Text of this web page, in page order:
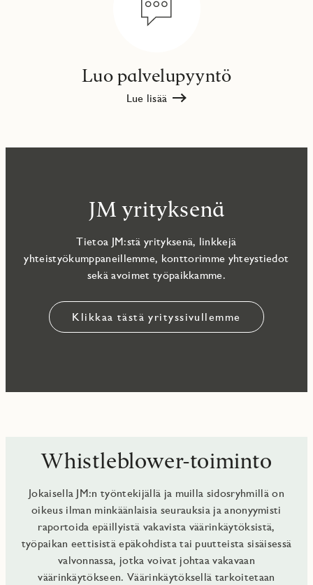
Luo palvelupyyntö
Lue lisää
JM yrityksenä
Tietoa JM:stä yrityksenä, linkkejä
yhteistyökumppaneillemme, konttorimme yhteystiedot
sekä avoimet työpaikkamme.
Klikkaa tästä yrityssivullemme
Whistleblower-toiminto
Jokaisella JM:n työntekijällä ja muilla sidosryhmillä on
oikeus ilman minkäänlaisia seurauksia ja anonyymisti
raportoida epäillyistä vakavista väärinkäytöksistä,
työpaikan eettisistä epäkohdista tai puutteista sisäisessä
valvonnassa, jotka voivat johtaa vakavaan
väärinkäytökseen. Väärinkäytöksellä tarkoitetaan